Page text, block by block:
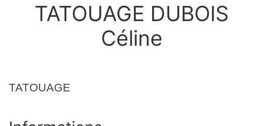
TATOUAGE DUBOIS
Céline
TATOUAGE